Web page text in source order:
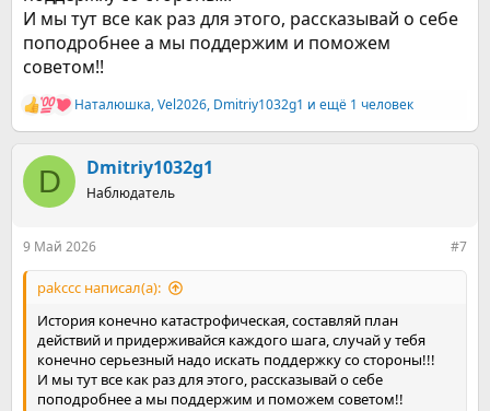
И мы тут все как раз для этого, рассказывай о себе
поподробнее а мы поддержим и поможем
советом!!
Р
е
к
ц
и
Наталюшка,Vel2026, Dmitriy1032g1 и ещё 1 человек
D Dmitriy1032g1
Наблюдатель
9 Май 2026 #7
pakccc написал(а):
История конечно катастрофическая, составляй план
действий и придерживайся каждого шага, случай у тебя
конечно серьезный надо искать поддержку со стороны!!!
И мы тут все как раз для этого, рассказывай о себе
поподробнее а мы поддержим и поможем советом!!